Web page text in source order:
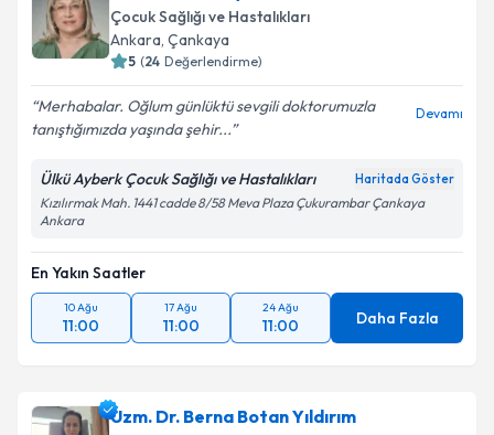
Çocuk Sağlığı ve Hastalıkları
Ankara, Çankaya
5 (24 Değerlendirme)
Merhabalar. Oğlum günlüktü sevgili doktorumuzla
tanıştığımızda yaşında şehir...
Devamı
Ülkü Ayberk Çocuk Sağlığı ve Hastalıkları Haritada Göster
Kızılırmak Mah. 1441 cadde 8/58 Meva Plaza Çukurambar Çankaya
Ankara
En Yakın Saatler
10 Ağu
11:00
17 Ağu
11:00
24 Ağu
11:00 Daha Fazla
Uzm. Dr. Berna Botan Yıldırım